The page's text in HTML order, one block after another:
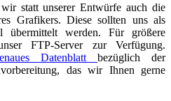
wir statt unserer Entwürfe auch die
Grafikers. Diese sollten uns als
übermittelt werden. Für größere
FTP-Server zur Verfügung.
Datenblatt bezüglich der
das wir Ihnen gerne